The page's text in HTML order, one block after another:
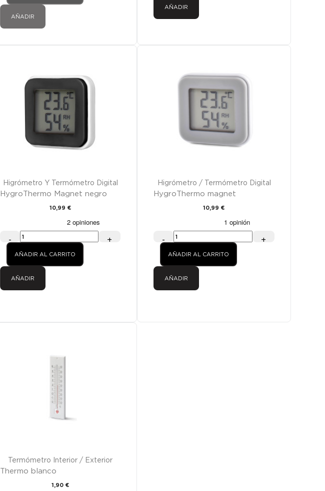
AÑADIR
AÑADIR
Higrómetro Y Termómetro Digital
HygroThermo Magnet negro
10,99 €
- +
AÑADIR AL CARRITO
AÑADIR
Higrómetro / Termómetro Digital
HygroThermo magnet
10,99 €
- +
AÑADIR AL CARRITO
AÑADIR
Termómetro Interior / Exterior
Thermo blanco
1,90 €